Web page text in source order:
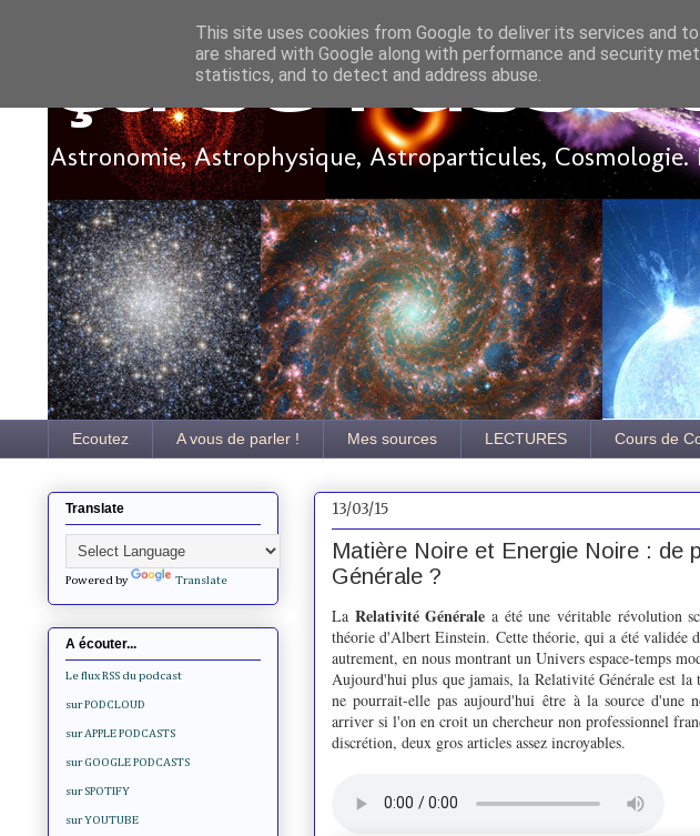
Ça se
Astronomie, Astrophysique, Astroparticules, Cosmologie.
Ecoutez A vous de parler ! Mes sources LECTURES Cours de
13/03/15
Matière Noire et Energie Noire : de
Générale ?
La Relativité Générale a été une véritable révolution
théorie d'Albert Einstein. Cette théorie, qui a été validée
autrement, en nous montrant un Univers espace-temps
Aujourd'hui plus que jamais, la Relativité Générale est
ne pourrait-elle pas aujourd'hui être à la source
arriver si l'on en croit un chercheur non professionnel
discrétion, deux gros articles assez incroyables.
Translate
Powered by Translate
A écouter...
Le flux RSS du podcast
sur PODCLOUD
sur APPLE PODCASTS
sur GOOGLE PODCASTS
sur SPOTIFY
sur YOUTUBE
This site uses cookies from Google to deliver its services and
are shared with Google along with performance and security
statistics, and to detect and address abuse.